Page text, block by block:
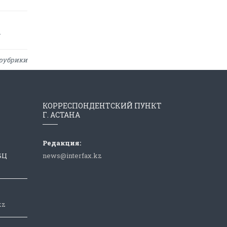
КОРРЕСПОНДЕНТСКИЙ ПУНКТ
Г. АСТАНА
Редакция:
news@interfax.kz